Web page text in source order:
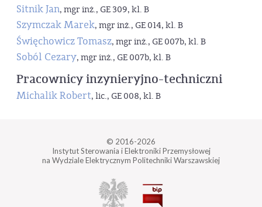
Sitnik Jan, mgr inż., GE 309, kl. B
Szymczak Marek, mgr inż., GE 014, kl. B
Święchowicz Tomasz, mgr inż., GE 007b, kl. B
Soból Cezary, mgr inż., GE 007b, kl. B
Pracownicy inzynieryjno-techniczni
Michalik Robert, lic., GE 008, kl. B
© 2016-2026
Instytut Sterowania i Elektroniki Przemysłowej
na Wydziale Elektrycznym Politechniki Warszawskiej